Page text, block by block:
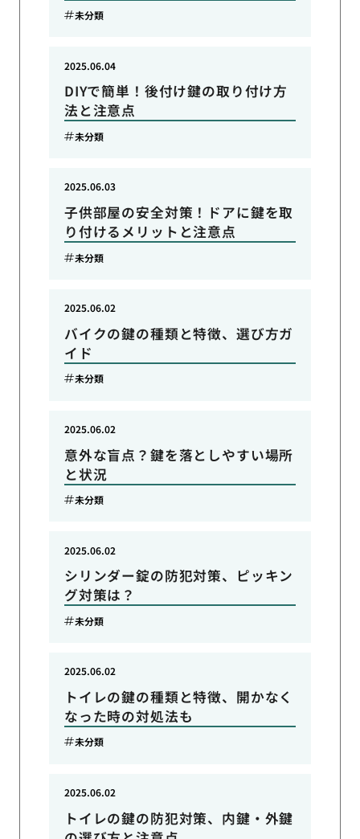
未分類
DIYで簡単！後付け鍵の取り付け方
法と注意点
2025.06.04
未分類
子供部屋の安全対策！ドアに鍵を取
り付けるメリットと注意点
2025.06.03
未分類
バイクの鍵の種類と特徴、選び方ガ
イド
2025.06.02
未分類
意外な盲点？鍵を落としやすい場所
と状況
2025.06.02
未分類
シリンダー錠の防犯対策、ピッキン
グ対策は？
2025.06.02
未分類
トイレの鍵の種類と特徴、開かなく
なった時の対処法も
2025.06.02
未分類
トイレの鍵の防犯対策、内鍵・外鍵
2025.06.02